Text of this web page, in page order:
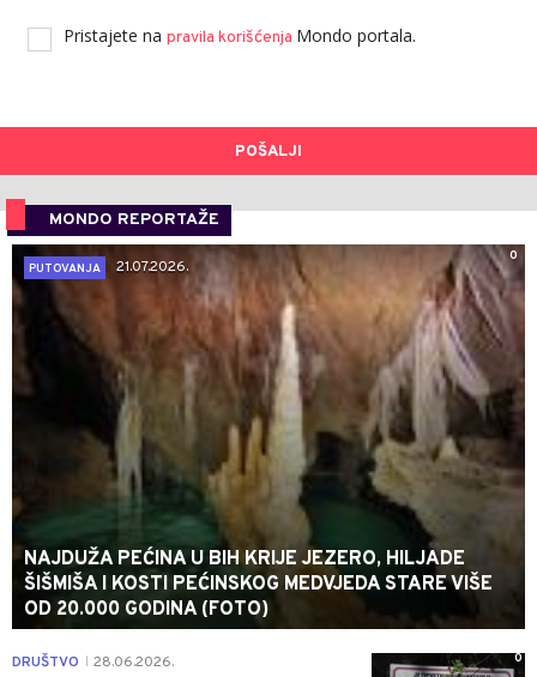
Pristajete na pravila korišćenja Mondo portala.
POŠALJI
MONDO REPORTAŽE
0
PUTOVANJA
21.07.2026.
NAJDUŽA PEĆINA U BIH KRIJE JEZERO, HILJADE
ŠIŠMIŠA I KOSTI PEĆINSKOG MEDVJEDA STARE VIŠE
OD 20.000 GODINA (FOTO)
0
DRUŠTVO 28.06.2026.